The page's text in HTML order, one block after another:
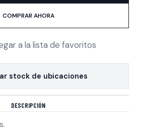
COMPRAR AHORA
a la lista de favoritos
stock de ubicaciones
DESCRIPCIÓN